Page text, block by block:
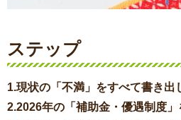
ステップ
1.現状の「不満」をすべて書き出
2.2026年の「補助金・優遇制度